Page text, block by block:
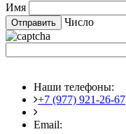
Имя
Число
Наши телефоны:
+7 (977) 921-26-67
Email: